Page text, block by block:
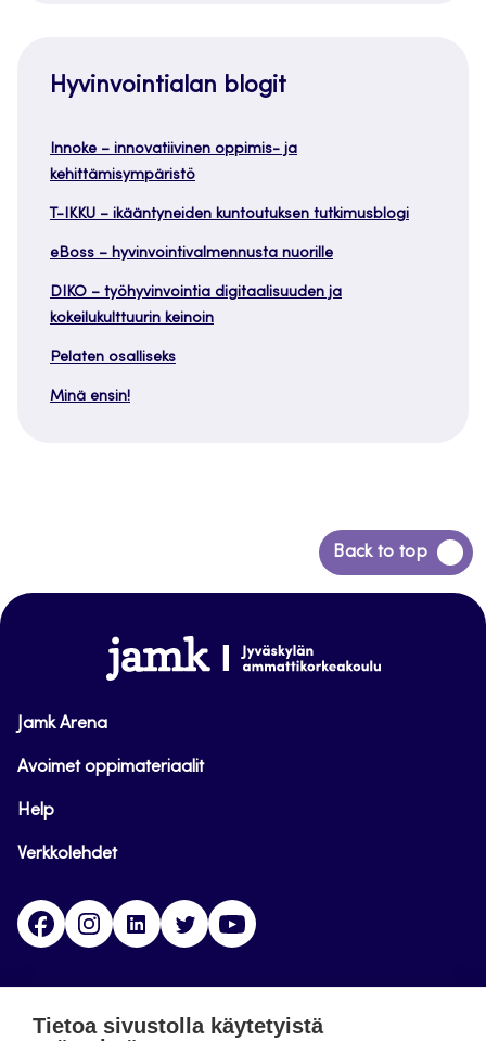
Hyvinvointialan blogit
Innoke – innovatiivinen oppimis- ja
kehittämisympäristö
T-IKKU – ikääntyneiden kuntoutuksen tutkimusblogi
eBoss – hyvinvointivalmennusta nuorille
DIKO – työhyvinvointia digitaalisuuden ja
kokeilukulttuurin keinoin
Pelaten osalliseks
Minä ensin!
Back to top
Siirry
takaisin
www.jamk.fi
Jamk Arena
Avoimet oppimateriaalit
Help
Verkkolehdet
FacebookInstagramLinkedinTwitter
Tietoa sivustolla käytetyistä